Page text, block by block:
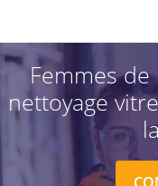
Femmes
nettoyage